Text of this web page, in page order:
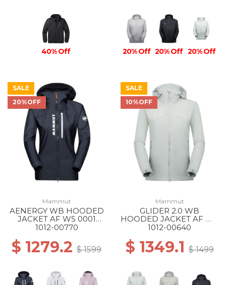
40% Off 20% Off 20% Off 20% Off
SALE
20%OFF
Mammut
AENERGY WB HOODED
JACKET AF WS 0001
BLACK
1012-00770
$ 1279.2 $ 1599
SALE
10%OFF
Mammut
GLIDER 2.0 WB
HOODED JACKET AF WS
1288 SILVER SAGE
1012-00640
$ 1349.1$ 1499